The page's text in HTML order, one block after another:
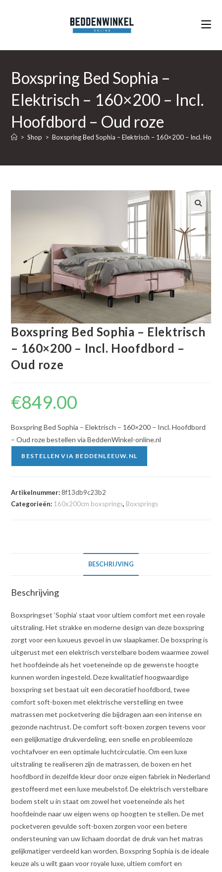
Boxspring Bed Sophia –
Elektrisch – 160×200 – Incl.
Hoofdbord – Oud roze
> Shop > Boxspring Bed Sophia – Elektrisch – 160×200 – Incl.
🔍
Boxspring Bed Sophia – Elektrisch
– 160×200 – Incl. Hoofdbord –
Oud roze
€849.00
Boxspring Bed Sophia – Elektrisch – 160×200 – Incl. Hoofdbord
– Oud roze bestellen via BeddenWinkel-online.nl
BESTELLEN VIA BEDDENLEEUW.NL
Artikelnummer:8f13db9c23b2
Categorieën: 160x200cm boxsprings, Boxsprings
BESCHRIJVING
Beschrijving
Boxspringset ‘Sophia’ staat voor ultiem comfort met een royale
uitstraling. Het strakke en moderne design van deze boxspring
zorgt voor een luxueus gevoel in uw slaapkamer. De boxspring is
uitgerust met een elektrisch verstelbare bodem waarmee zowel
het hoofdeinde als het voeteneinde op de gewenste hoogte
kunnen worden ingesteld. Deze kwalitatief hoogwaardige
boxspring set bestaat uit een decoratief hoofdbord, twee
comfort soft-boxen met elektrische verstelling en twee
matrassen met pocketvering die bijdragen aan een intense en
gezonde nachtrust. De comfort soft-boxen zorgen tevens voor
een gelijkmatige drukverdeling, een snelle en probleemloze
vochtafvoer en een optimale luchtcirculatie. Om een luxe
uitstraling te realiseren zijn de matrassen, de boxen en het
hoofdbord in dezelfde kleur door onze eigen fabriek in Nederland
gestoffeerd met een luxe meubelstof. De elektrisch verstelbare
bodem stelt u in staat om zowel het voeteneinde als het
hoofdeinde naar uw eigen wens op hoogten te stellen. De met
pocketveren gevulde soft-boxen zorgen voor een betere
ondersteuning van uw lichaam doordat de druk van het matras
gelijkmatiger verdeeld kan worden. Boxspring Sophia is de ideale
keuze als u wilt gaan voor royale luxe, ultiem comfort en